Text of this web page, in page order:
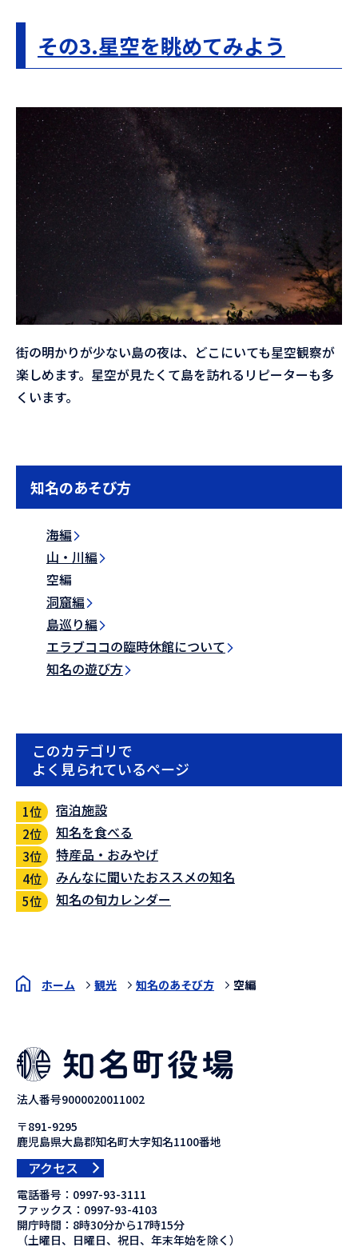
その3.星空を眺めてみよう
街の明かりが少ない島の夜は、どこにいても星空観察が
楽しめます。星空が見たくて島を訪れるリピーターも多
くいます。
知名のあそび方
海編
山・川編
空編
洞窟編
島巡り編
エラブココの臨時休館について
知名の遊び方
このカテゴリで
よく見られているページ
宿泊施設
知名を食べる
特産品・おみやげ
みんなに聞いたおススメの知名
知名の旬カレンダー
ホーム 観光 知名のあそび方 空編
法人番号9000020011002
〒891-9295
鹿児島県大島郡知名町大字知名1100番地
アクセス
電話番号： 0997-93-3111
ファックス： 0997-93-4103
開庁時間：8時30分から17時15分
（土曜日、日曜日、祝日、年末年始を除く）